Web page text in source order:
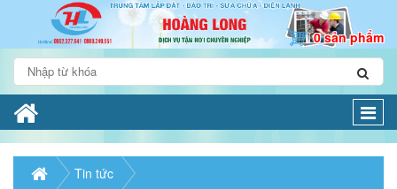
0 sản phẩm
Tin tức